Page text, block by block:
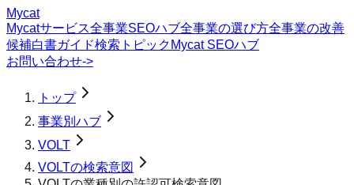
Mycat
Mycatサービス全事業SEOハブ全事業の選び方全事業の改善
候補白書ガイド検索トピック Mycat SEOハブ
お問い合わせ->
トップ
事業別ハブ
VOLT
VOLTの検索意図